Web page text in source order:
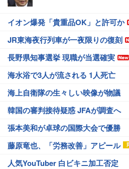
イオン爆発「貴重品OK」と許可か
JR東海夜行列車が一夜限りの復刻
長野県知事選挙 現職が当選確実
海水浴で3人が流される 1人死亡
海上自衛隊の生々しい映像が物議
韓国の審判接待疑惑 JFAが調査へ
張本美和が卓球の国際大会で優勝
藤原竜也、「労務改善」アピール
人気YouTuber 白ビキニ加工否定